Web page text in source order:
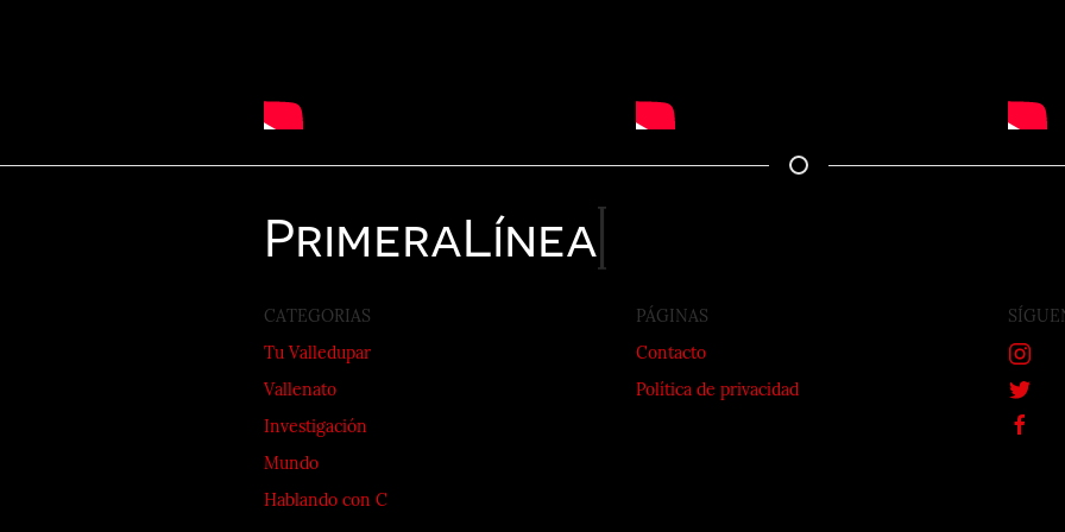
PrimeraLínea
CATEGORIAS
Tu Valledupar
Vallenato
Investigación
Mundo
Hablando con C
PÁGINAS
Contacto
Política de privacidad